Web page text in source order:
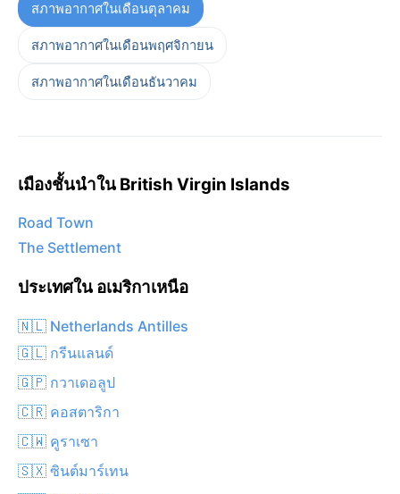
สภาพอากาศในเดือนตุลาคม
สภาพอากาศในเดือนพฤศจิกายน
สภาพอากาศในเดือนธันวาคม
เมืองชั้นนำใน British Virgin Islands
Road Town
The Settlement
ประเทศใน อเมริกาเหนือ
🇳🇱 Netherlands Antilles
🇬🇱 กรีนแลนด์
🇬🇵 กวาเดอลูป
🇨🇷 คอสตาริกา
🇨🇼 คูราเซา
🇸🇽 ซินต์มาร์เทน